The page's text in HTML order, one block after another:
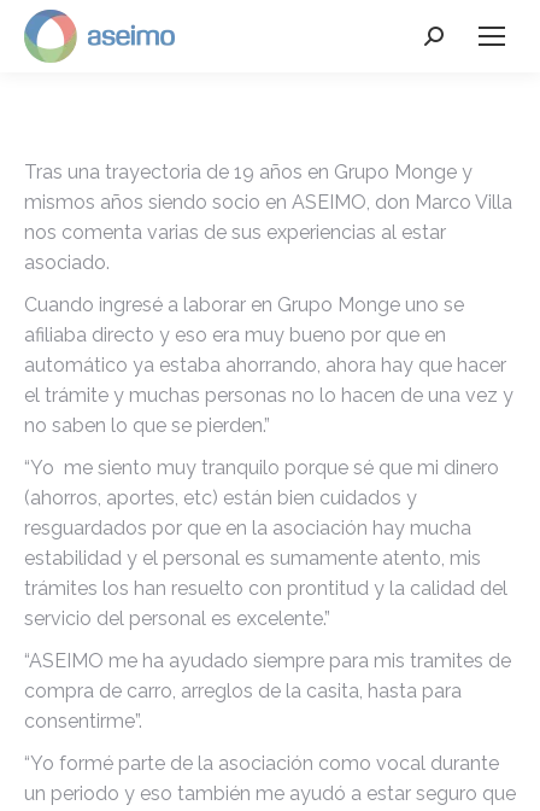
Search:
Tras una trayectoria de 19 años en Grupo Monge y
mismos años siendo socio en ASEIMO, don Marco Villa
nos comenta varias de sus experiencias al estar
asociado.
Cuando ingresé a laborar en Grupo Monge uno se
afiliaba directo y eso era muy bueno por que en
automático ya estaba ahorrando, ahora hay que hacer
el trámite y muchas personas no lo hacen de una vez y
no saben lo que se pierden.”
“Yo me siento muy tranquilo porque sé que mi dinero
(ahorros, aportes, etc) están bien cuidados y
resguardados por que en la asociación hay mucha
estabilidad y el personal es sumamente atento, mis
trámites los han resuelto con prontitud y la calidad del
servicio del personal es excelente.”
“ASEIMO me ha ayudado siempre para mis tramites de
compra de carro, arreglos de la casita, hasta para
consentirme”.
“Yo formé parte de la asociación como vocal durante
un periodo y eso también me ayudó a estar seguro que